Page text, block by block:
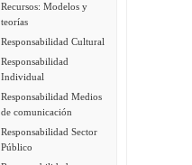
Recursos: Modelos y
teorías
Responsabilidad Cultural
Responsabilidad
Individual
Responsabilidad Medios
de comunicación
Responsabilidad Sector
Público